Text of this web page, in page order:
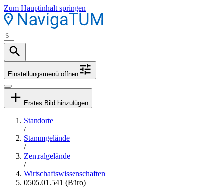
Zum Hauptinhalt springen
Einstellungsmenü öffnen
Erstes Bild hinzufügen
Standorte
/
Stammgelände
/
Zentralgelände
/
Wirtschaftswissenschaften
0505.01.541 (Büro)